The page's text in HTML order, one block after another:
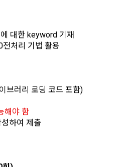
구글 로그인
률, 전자문서 및 전자거래기본법, 전자금
법을 위배하지 않는 범위에서 이 약관을
는 정책(이하 “별도약관”)을 둘 수 있으며,
용된다.
의한 변경사유가 있을 때, 약관을 변경할
명시하여 현행 약관과 함께 “회사” 홈페
일까지 공지한다.
할 권리를 가지며, 정책 또한 개정될 시에
게시판에 그 적용일자 7일 이전부터 적용
본 서비스 제공자인 "회사"는 15일의 기
스 개선 및 신규 서비스 개발을 위한 통계
참여기회 제공
, 서비스 고도화를 위한 데이터 분석
대한 keyword 기재
처리 기법 활용
브러리 로딩 코드 포함)
해야 함
하여 제출